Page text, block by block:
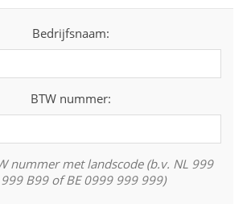
Bedrijfsnaam:
BTW nummer:
nummer met landscode (b.v. NL 999
B99 of BE 0999 999 999)